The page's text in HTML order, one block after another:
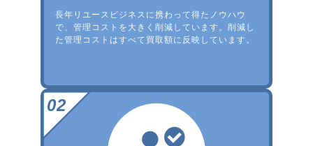
長年リユースビジネスに携わって得たノウハウ
で、管理コストを大きく削減しています。削減し
た管理コストはすべて買取額に反映しています。